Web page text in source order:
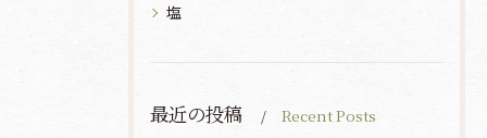
塩
最近の投稿 Recent Posts